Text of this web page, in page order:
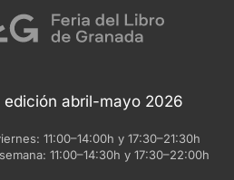
edición abril-mayo 2026
11:00–14:00h y 17:30–21:30h
11:00–14:30h y 17:30–22:00h